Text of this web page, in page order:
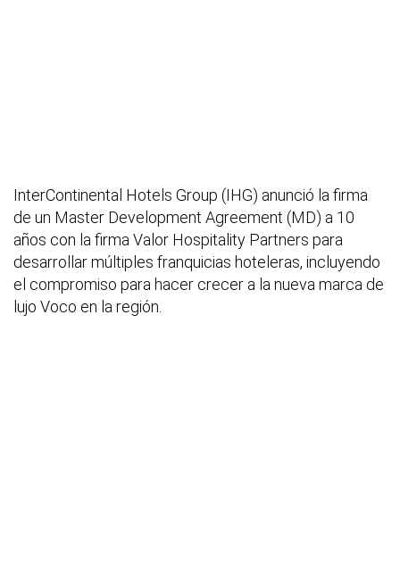
InterContinental Hotels Group (IHG) anunció la firma
de un Master Development Agreement (MD) a 10
años con la firma Valor Hospitality Partners para
desarrollar múltiples franquicias hoteleras, incluyendo
el compromiso para hacer crecer a la nueva marca de
lujo Voco en la región.